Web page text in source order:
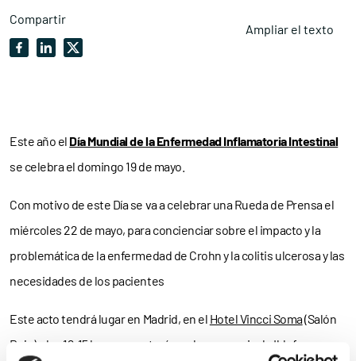
Compartir
Ampliar el texto
Este año el Día Mundial de la Enfermedad Inflamatoria Intestinal
se celebra el domingo 19 de mayo.
Con motivo de este Día se va a celebrar una Rueda de Prensa el
miércoles 22 de mayo, para concienciar sobre el impacto y la
problemática de la enfermedad de Crohn y la colitis ulcerosa y las
necesidades de los pacientes
Este acto tendrá lugar en Madrid, en el Hotel Vincci Soma(Salón
Rojo) a las 12:15 horas y contará con la presencia de Ildefonso